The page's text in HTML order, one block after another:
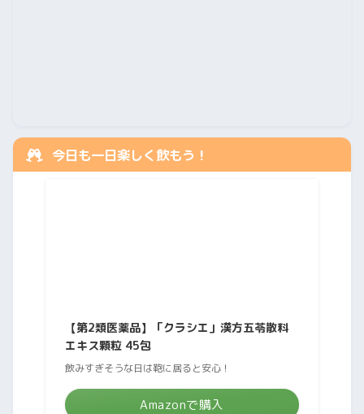
今日も一日楽しく飲もう！
【第2類医薬品】「クラシエ」漢方五苓散料
エキス顆粒 45包
飲みすぎそうな日は鞄に居ると安心！
Amazonで購入